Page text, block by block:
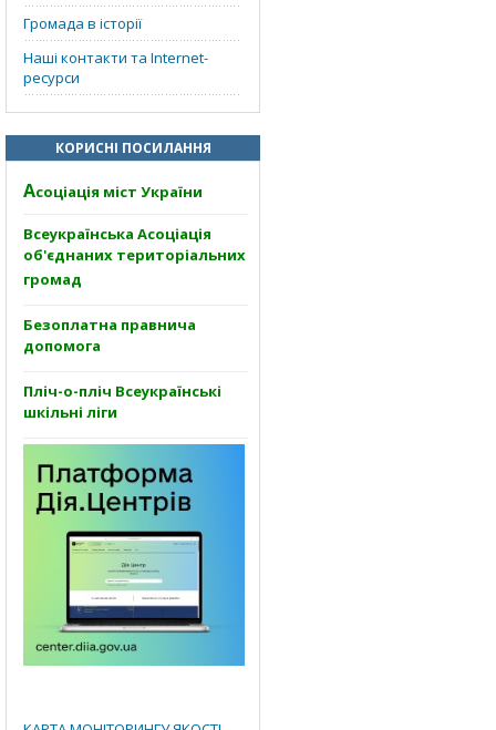
Громада в історії
Наші контакти та Internet-
ресурси
КОРИСНІ ПОСИЛАННЯ
Асоціація міст України
Всеукраїнська Асоціація
об'єднаних територіальних
громад
Безоплатна правнича
допомога
Пліч-о-пліч Всеукраїнські
шкільні ліги